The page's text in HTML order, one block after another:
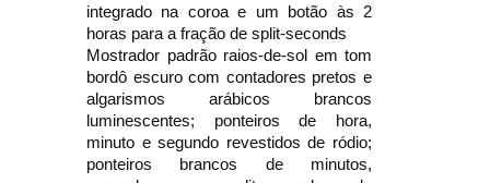
integrado na coroa e um botão às 2
horas para a fração de split-seconds
Mostrador padrão raios-de-sol em tom
bordô escuro com contadores pretos e
algarismos arábicos brancos
luminescentes; ponteiros de hora,
minuto e segundo revestidos de ródio;
ponteiros brancos de minutos,